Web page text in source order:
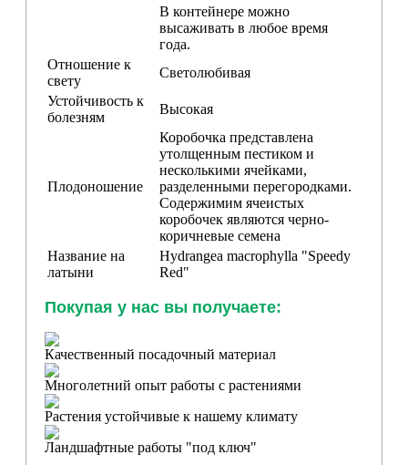
В контейнере можно
высаживать в любое время
года.
Отношение к
свету
Светолюбивая
Устойчивость к
болезням
Высокая
Плодоношение
Коробочка представлена
утолщенным пестиком и
несколькими ячейками,
разделенными перегородками.
Содержимим ячеистых
коробочек являются черно-
коричневые семена
Название на
латыни
Hydrangea macrophylla "Speedy
Red"
Покупая у нас вы получаете:
Качественный посадочный материал
Многолетний опыт работы с растениями
Растения устойчивые к нашему климату
Ландшафтные работы "под ключ"